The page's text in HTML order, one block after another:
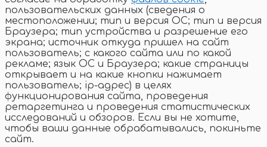
пользовательских данных (сведения о
местоположении; тип и версия ОС; тип и версия
Браузера; тип устройства и разрешение его
экрана; источник откуда пришел на сайт
пользователь; с какого сайта или по какой
рекламе; язык ОС и Браузера; какие страницы
открывает и на какие кнопки нажимает
пользователь; ip-адрес) в целях
функционирования сайта, проведения
ретаргетинга и проведения статистических
исследований и обзоров. Если вы не хотите,
чтобы ваши данные обрабатывались, покиньте
сайт.